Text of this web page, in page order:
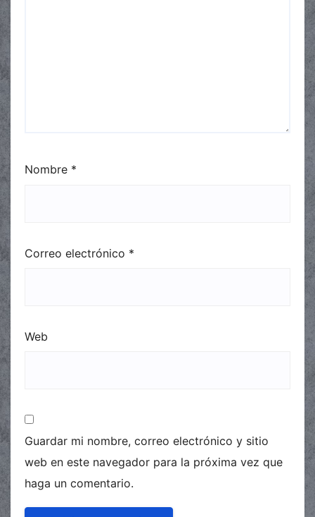
Nombre *
Correo electrónico *
Web
Guardar mi nombre, correo electrónico y sitio
web en este navegador para la próxima vez que
haga un comentario.